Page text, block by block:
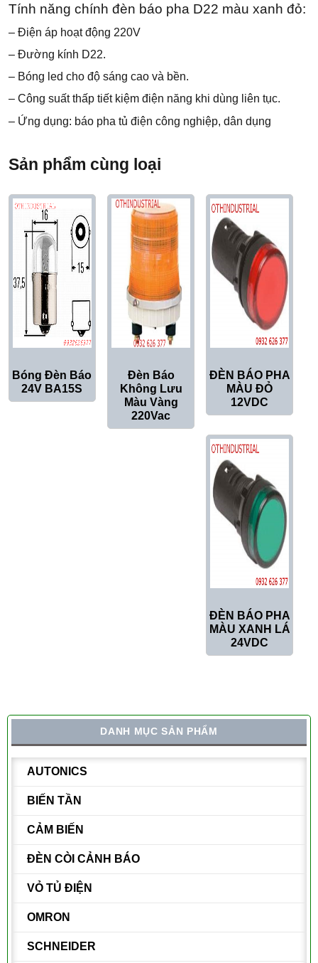
Tính năng chính đèn báo pha D22 màu xanh đỏ:
– Điện áp hoạt động 220V
– Đường kính D22.
– Bóng led cho độ sáng cao và bền.
– Công suất thấp tiết kiệm điện năng khi dùng liên tục.
– Ứng dụng: báo pha tủ điện công nghiệp, dân dụng
Sản phẩm cùng loại
Bóng Đèn Báo
24V BA15S
Đèn Báo
Không Lưu
Màu Vàng
220Vac
ĐÈN BÁO PHA
MÀU ĐỎ
12VDC
ĐÈN BÁO PHA
MÀU XANH LÁ
24VDC
DANH MỤC SẢN PHẨM
AUTONICS
BIẾN TẦN
CẢM BIẾN
ĐÈN CÒI CẢNH BÁO
VỎ TỦ ĐIỆN
OMRON
SCHNEIDER